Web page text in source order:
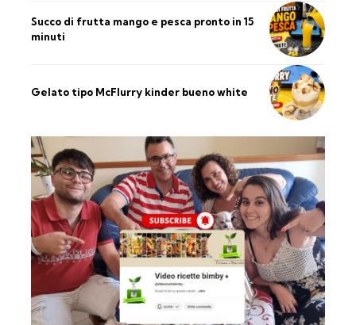
Succo di frutta mango e pesca pronto in 15
minuti
Gelato tipo McFlurry kinder bueno white